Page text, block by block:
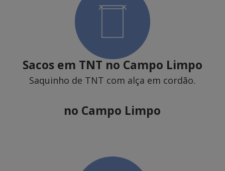
Sacos em TNT no Campo Limpo
Saquinho de TNT com alça em cordão.
no Campo Limpo